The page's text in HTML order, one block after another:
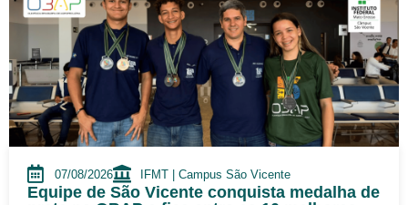
07/08/2026 IFMT | Campus São Vicente
Equipe de São Vicente conquista medalha de